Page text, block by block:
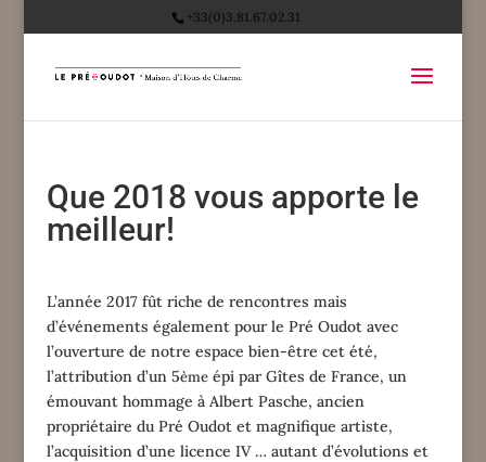
+33(0)3.81.67.02.31
Que 2018 vous apporte le
meilleur!
L’année 2017 fût riche de rencontres mais
d’événements également pour le Pré Oudot avec
l’ouverture de notre espace bien-être cet été,
l’attribution d’un 5èmeépi par Gîtes de France, un
émouvant hommage à Albert Pasche, ancien
propriétaire du Pré Oudot et magnifique artiste,
l’acquisition d’une licence IV … autant d’évolutions et